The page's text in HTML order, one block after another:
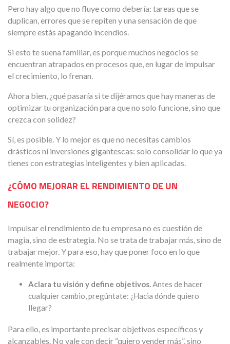
Pero hay algo que no fluye como debería: tareas que se
duplican, errores que se repiten y una sensación de que
siempre estás apagando incendios.
Si esto te suena familiar, es porque muchos negocios se
encuentran atrapados en procesos que, en lugar de impulsar
el crecimiento, lo frenan.
Ahora bien, ¿qué pasaría si te dijéramos que hay maneras de
optimizar tu organización para que no solo funcione, sino que
crezca con solidez?
Sí, es posible. Y lo mejor es que no necesitas cambios
drásticos ni inversiones gigantescas: solo consolidar lo que ya
tienes con estrategias inteligentes y bien aplicadas.
¿CÓMO MEJORAR EL RENDIMIENTO DE UN
NEGOCIO?
Impulsar el rendimiento de tu empresa no es cuestión de
magia, sino de estrategia. No se trata de trabajar más, sino de
trabajar mejor. Y para eso, hay que poner foco en lo que
realmente importa:
Aclara tu visión y define objetivos.Antes de hacer
cualquier cambio, pregúntate: ¿Hacia dónde quiero
llegar?
Para ello, es importante precisar objetivos específicos y
alcanzables. No vale con decir “quiero vender más”, sino